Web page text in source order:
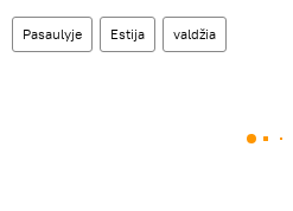
Pasaulyje Estija valdžia